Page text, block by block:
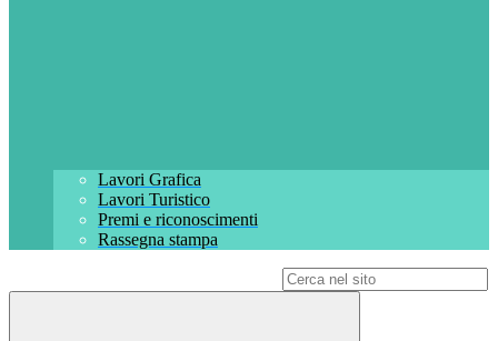
Lavori Grafica
Lavori Turistico
Premi e riconoscimenti
Rassegna stampa